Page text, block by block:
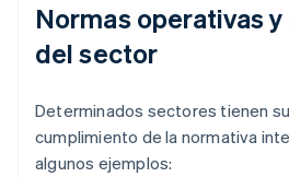
Normas operativas
del sector
Determinados sectores tienen
cumplimiento de la normativa
algunos ejemplos: